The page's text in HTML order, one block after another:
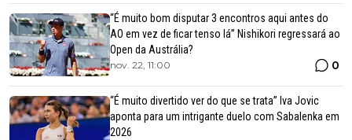
“É muito bom disputar 3 encontros aqui antes do
AO em vez de ficar tenso lá” Nishikori regressará ao
Open da Austrália?
nov. 22, 11:00 0
“É muito divertido ver do que se trata” Iva Jovic
aponta para um intrigante duelo com Sabalenka em
2026